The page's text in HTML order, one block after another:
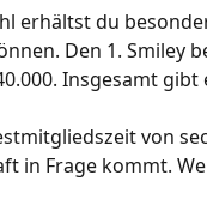
erhältst du
Den 1. Smiley
Insgesamt gibt
von
in Frage kommt.